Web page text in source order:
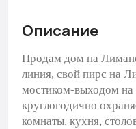
Описание
Продам дом на
линия, свой пирс на
мостиком-выходом на
круглогодично
комнаты, кухня,